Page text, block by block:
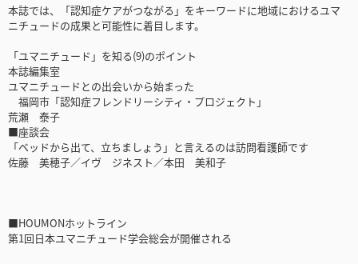
本誌では、「認知症ケアがつながる」をキーワードに地域におけるユマ
ニチュードの成果と可能性に着目します。
「ユマニチュード」を知る(9)のポイント
本誌編集室
ユマニチュードとの出会いから始まった
福岡市「認知症フレンドリーシティ・プロジェクト」
荒瀬 泰子
■座談会
「ベッドから出て、立ちましょう」と言えるのは訪問看護師です
佐藤 美穂子／イヴ ジネスト／本田 美和子
■HOUMONホットライン
第1回日本ユマニチュード学会総会が開催される